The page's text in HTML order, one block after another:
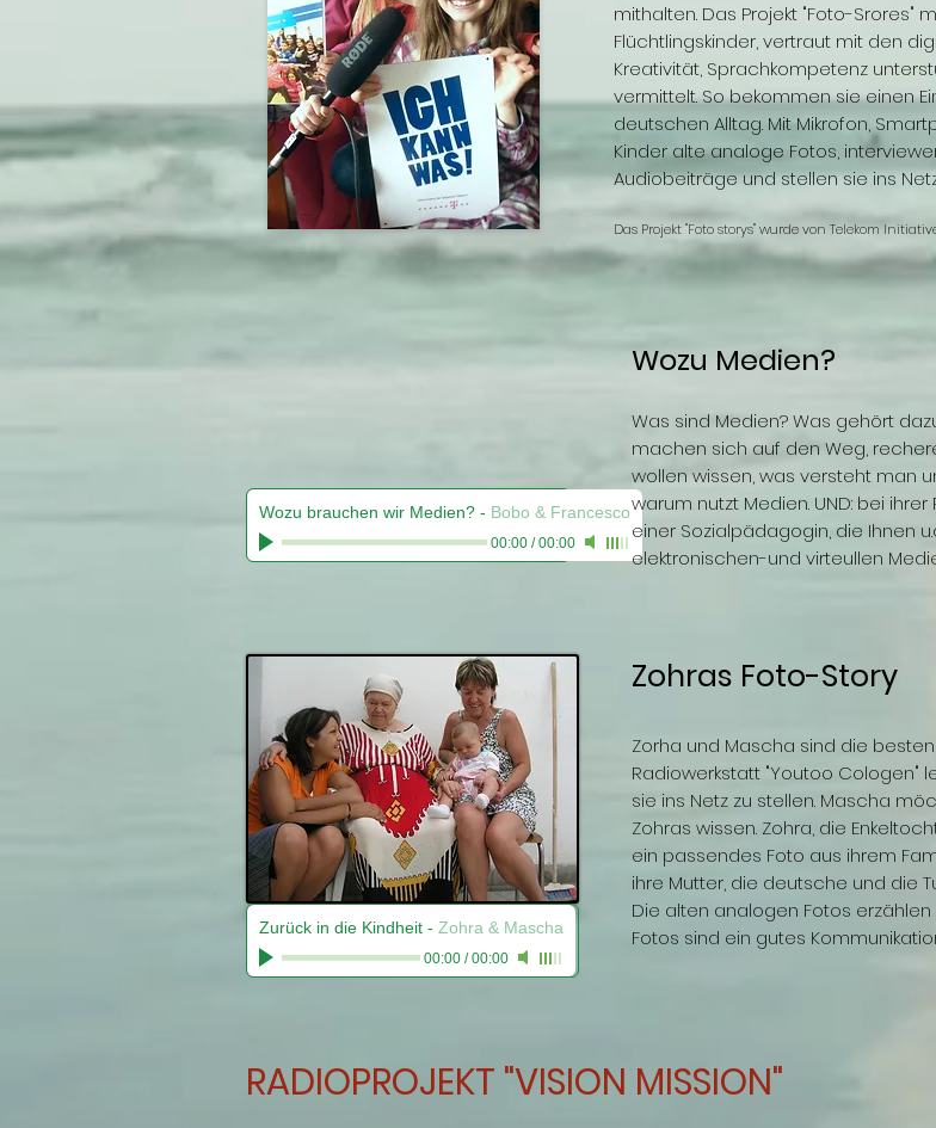
mithalten. Das Projekt "Foto-Srores"
Flüchtlingskinder, vertraut mit den
Kreativität, Sprachkompetenz
vermittelt. So bekommen sie einen
deutschen Alltag. Mit Mikrofon,
Kinder alte analoge Fotos,
Audiobeiträge und stellen sie ins
Das Projekt "Foto storys" wurde von Telekom
Wozu brauchen wir Medien? - Bobo & Francesco
00:00/00:00
Wozu Medien?
Was sind Medien? Was gehört
machen sich auf den Weg,
wollen wissen, was versteht man
warum nutzt Medien. UND: bei
einer Sozialpädagogin, die Ihnen
elektronischen-und virteullen
Zurück in die Kindheit - Zohra & Mascha
00:00/00:00
Zohras Foto-Story
Zorha und Mascha sind die
Radiowerkstatt "Youtoo Cologen"
sie ins Netz zu stellen. Mascha
Zohras wissen. Zohra, die
ein passendes Foto aus ihrem
ihre Mutter, die deutsche und die
Die alten analogen Fotos
Fotos sind ein gutes
RADIOPROJEKT "VISION MISSION"